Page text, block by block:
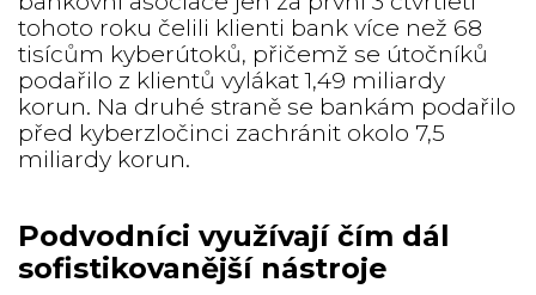
tohoto roku čelili klienti bank více než 68
tisícům kyberútoků, přičemž se útočníků
podařilo z klientů vylákat 1,49 miliardy
korun. Na druhé straně se bankám podařilo
před kyberzločinci zachránit okolo 7,5
miliardy korun.
Podvodníci využívají čím dál
sofistikovanější nástroje